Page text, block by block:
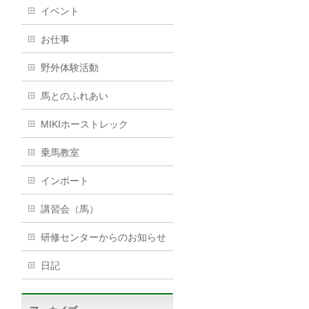
イベント
お仕事
野外体験活動
馬とのふれあい
MIKIホーストレック
乗馬教室
インポート
講習会（馬）
研修センターからのお知らせ
日記